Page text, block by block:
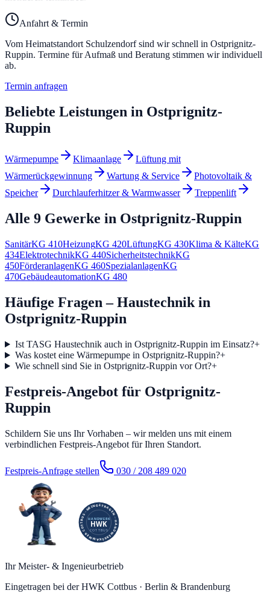
Anfahrt & Termin
Vom Heimatstandort Schulzendorf sind wir schnell in Ostprignitz-
Ruppin. Termine für Aufmaß und Beratung stimmen wir individuell
ab.
Termin anfragen
Beliebte Leistungen in Ostprignitz-
Ruppin
Wärmepumpe Klimaanlage
Lüftung mit
Wärmerückgewinnung
Wartung & Service
Photovoltaik &
Speicher
Durchlauferhitzer & Warmwasser Treppenlift
Alle 9 Gewerke in Ostprignitz-Ruppin
SanitärKG 410HeizungKG 420LüftungKG 430Klima & KälteKG
434ElektrotechnikKG 440SicherheitstechnikKG
450FörderanlagenKG 460SpezialanlagenKG
470GebäudeautomationKG 480
Häufige Fragen – Haustechnik in
Ostprignitz-Ruppin
Ist TASG Haustechnik auch in Ostprignitz-Ruppin im Einsatz?+
Was kostet eine Wärmepumpe in Ostprignitz-Ruppin?+
Wie schnell sind Sie in Ostprignitz-Ruppin vor Ort?+
Festpreis-Angebot für Ostprignitz-
Ruppin
Schildern Sie uns Ihr Vorhaben – wir melden uns mit einem
verbindlichen Festpreis-Angebot für Ihren Standort.
Festpreis-Anfrage stellen 030 / 208 489 020
Ihr Meister- & Ingenieurbetrieb
Eingetragen bei der HWK Cottbus · Berlin & Brandenburg